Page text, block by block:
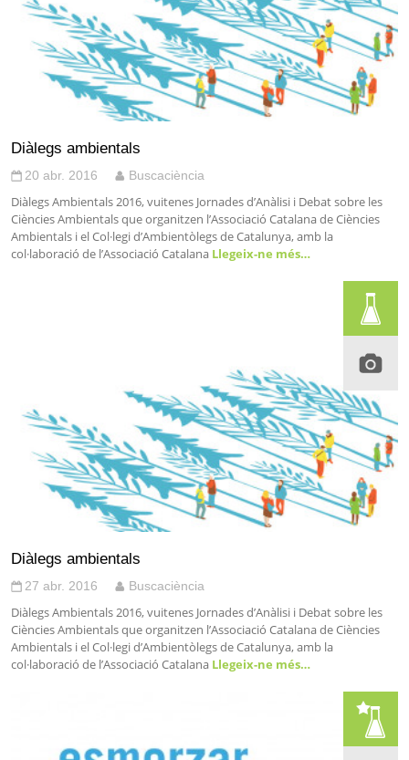
Diàlegs ambientals
20 abr. 2016 Buscaciència
Diàlegs Ambientals 2016, vuitenes Jornades d’Anàlisi i Debat sobre les
Ciències Ambientals que organitzen l’Associació Catalana de Ciències
Ambientals i el Col·legi d’Ambientòlegs de Catalunya, amb la
col·laboració de l’Associació Catalana Llegeix-ne més…
Diàlegs ambientals
27 abr. 2016 Buscaciència
Diàlegs Ambientals 2016, vuitenes Jornades d’Anàlisi i Debat sobre les
Ciències Ambientals que organitzen l’Associació Catalana de Ciències
Ambientals i el Col·legi d’Ambientòlegs de Catalunya, amb la
col·laboració de l’Associació Catalana Llegeix-ne més…